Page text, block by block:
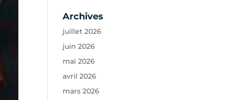
Archives
juillet 2026
juin 2026
mai 2026
avril 2026
mars 2026